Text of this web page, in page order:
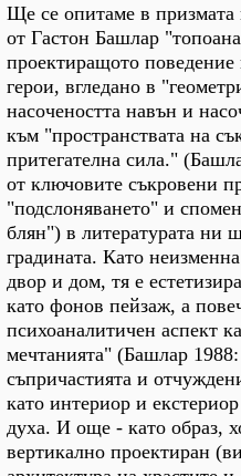
Ще се опитаме в
от Гастон Башлар
проектиращото поведение
герои, вгледано в
насочеността навън и
към "пространствата на
притегателна сила."
от ключовите съкровени
"подслоняването" и
блян") в литературата ни
градината. Като
двор и дом, тя е
като фонов пейзаж, а
психоаналитичен аспект
мечтанията" (Башлар
съпричастията и
като интериор и
духа. И още - като образ,
вертикално проектиран